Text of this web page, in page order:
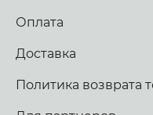
Оплата
Доставка
Политика возврата